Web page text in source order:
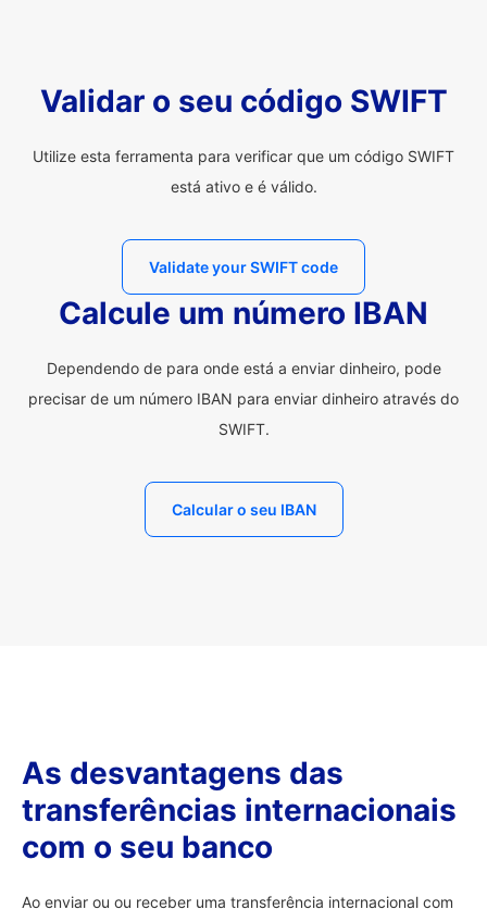
Validar o seu código SWIFT
Utilize esta ferramenta para verificar que um código SWIFT
está ativo e é válido.
Validate your SWIFT code
Calcule um número IBAN
Dependendo de para onde está a enviar dinheiro, pode
precisar de um número IBAN para enviar dinheiro através do
SWIFT.
Calcular o seu IBAN
As desvantagens das
transferências internacionais
com o seu banco
Ao enviar ou ou receber uma transferência internacional com